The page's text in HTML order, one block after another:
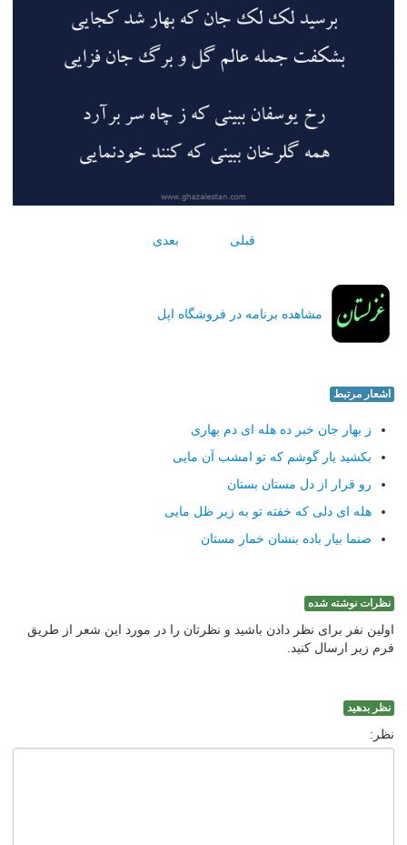
قبلی بعدی
مشاهده برنامه در فروشگاه اپل
اشعار مرتبط
ز بهار جان خبر ده هله ای دم بهاری
بكشید یار گوشم كه تو امشب آن مایی
رو قرار از دل مستان بستان
هله ای دلی كه خفته تو به زیر ظل مایی
صنما بیار باده بنشان خمار مستان
نظرات نوشته شده
اولین نفر برای نظر دادن باشید و نظرتان را در مورد این شعر از طریق
فرم زیر ارسال کنید.
نظر بدهید
نظر: